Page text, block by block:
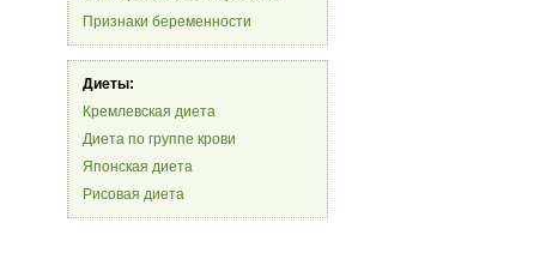
Признаки беременности
Диеты:
Кремлевская диета
Диета по группе крови
Японская диета
Рисовая диета